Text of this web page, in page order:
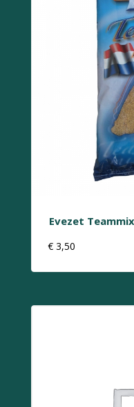
Evezet
€ 3,50